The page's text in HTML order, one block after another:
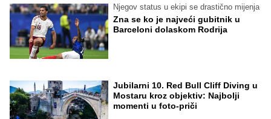
Njegov status u ekipi se drastično mijenja
Zna se ko je najveći gubitnik u
Barceloni dolaskom Rodrija
Jubilarni 10. Red Bull Cliff Diving u
Mostaru kroz objektiv: Najbolji
momenti u foto-priči